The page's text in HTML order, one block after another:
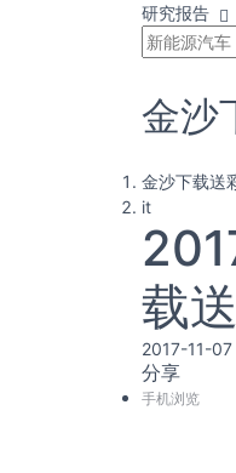
研究报告
金沙
金沙下载送
it
载
2017-11-
分享
手机浏览